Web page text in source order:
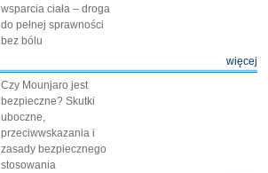
wsparcia ciała – droga
do pełnej sprawności
bez bólu
więcej
Czy Mounjaro jest
bezpieczne? Skutki
uboczne,
przeciwwskazania i
zasady bezpiecznego
stosowania